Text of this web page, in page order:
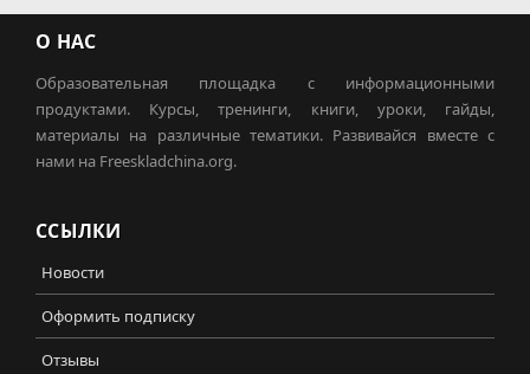
О НАС
Образовательная площадка с информационными
продуктами. Курсы, тренинги, книги, уроки, гайды,
материалы на различные тематики. Развивайся вместе с
нами на Freeskladchina.org.
ССЫЛКИ
Новости
Оформить подписку
Отзывы